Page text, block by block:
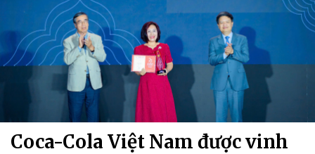
Coca-Cola Việt Nam được vinh